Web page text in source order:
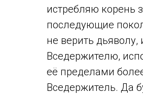
истребляю корень
последующие
не верить дьяволу,
Вседержителю,
её пределами
Вседержитель. Да